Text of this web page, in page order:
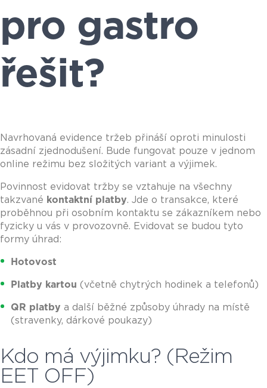
pro gastro
řešit?
Navrhovaná evidence tržeb přináší oproti minulosti
zásadní zjednodušení. Bude fungovat pouze v jednom
online režimu bez složitých variant a výjimek.
Povinnost evidovat tržby se vztahuje na všechny
takzvané kontaktní platby. Jde o transakce, které
proběhnou při osobním kontaktu se zákazníkem nebo
fyzicky u vás v provozovně. Evidovat se budou tyto
formy úhrad:
Hotovost
Platby kartou (včetně chytrých hodinek a telefonů)
QR platby a další běžné způsoby úhrady na místě
(stravenky, dárkové poukazy)
Kdo má výjimku? (Režim
EET OFF)